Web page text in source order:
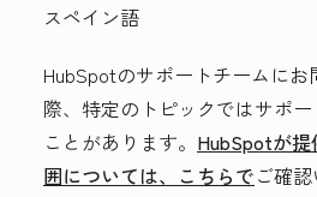
スペイン語
HubSpotのサポートチームにお
際、特定のトピックではサポ
ことがあります。 HubSpotが
囲については、こちらでご確